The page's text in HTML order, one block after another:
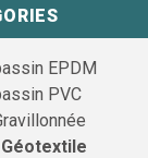
EPDM
PVC